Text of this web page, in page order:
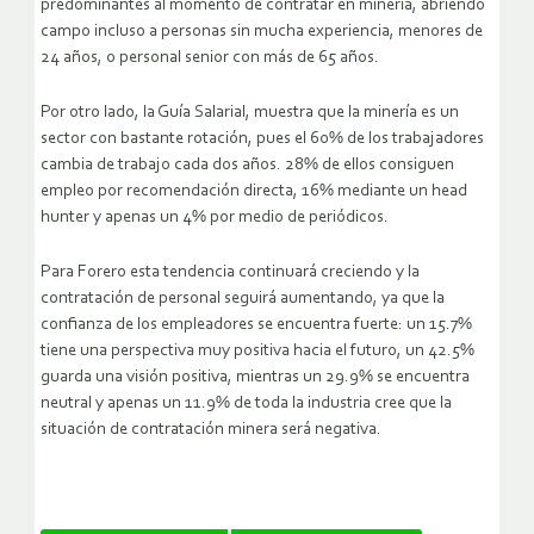
predominantes al momento de contratar en minería, abriendo
campo incluso a personas sin mucha experiencia, menores de
24 años, o personal senior con más de 65 años.
Por otro lado, la Guía Salarial, muestra que la minería es un
sector con bastante rotación, pues el 60% de los trabajadores
cambia de trabajo cada dos años. 28% de ellos consiguen
empleo por recomendación directa, 16% mediante un head
hunter y apenas un 4% por medio de periódicos.
Para Forero esta tendencia continuará creciendo y la
contratación de personal seguirá aumentando, ya que la
confianza de los empleadores se encuentra fuerte: un 15.7%
tiene una perspectiva muy positiva hacia el futuro, un 42.5%
guarda una visión positiva, mientras un 29.9% se encuentra
neutral y apenas un 11.9% de toda la industria cree que la
situación de contratación minera será negativa.